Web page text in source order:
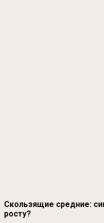
Скользящие средние:
росту?